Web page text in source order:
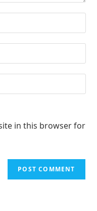
in this browser for